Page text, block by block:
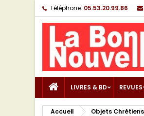
Téléphone: 05.53.20.99.86
LIVRES & BD REVUES
Accueil Objets Chrétiens